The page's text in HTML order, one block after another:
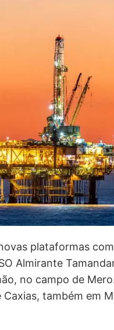
plataformas
Almirante
no campo de
Caxias, também em